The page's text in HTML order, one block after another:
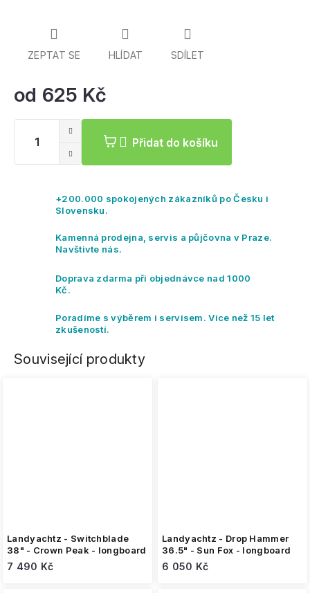
od 625 Kč
Přidat do košíku
ZEPTAT SE HLÍDAT SDÍLET
+200.000 spokojených zákazníků po Česku i
Slovensku.
Kamenná prodejna, servis a půjčovna v Praze.
Navštivte nás.
Doprava zdarma při objednávce nad 1000
Kč.
Poradíme s výběrem i servisem. Více než 15 let
zkušeností.
Související produkty
Landyachtz - Switchblade
38" - Crown Peak - longboard
7 490 Kč
Landyachtz - Drop Hammer
36.5" - Sun Fox - longboard
6 050 Kč